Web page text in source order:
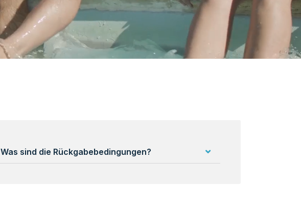
Was sind die Rückgabebedingungen?